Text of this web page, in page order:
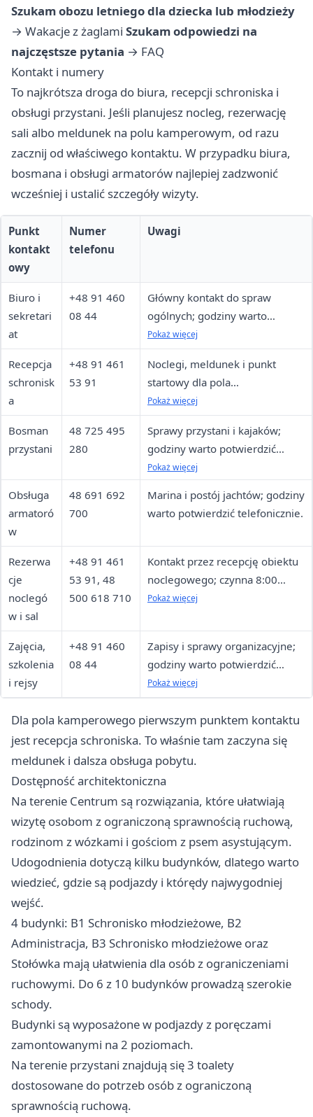
Szukam obozu letniego dla dziecka lub młodzieży
→ Wakacje z żaglami Szukam odpowiedzi na
najczęstsze pytania → FAQ
Kontakt i numery
To najkrótsza droga do biura, recepcji schroniska i
obsługi przystani. Jeśli planujesz nocleg, rezerwację
sali albo meldunek na polu kamperowym, od razu
zacznij od właściwego kontaktu. W przypadku biura,
bosmana i obsługi armatorów najlepiej zadzwonić
wcześniej i ustalić szczegóły wizyty.
Punkt
kontakt
owy
Numer
telefonu
Uwagi
Biuro i
sekretari
at
+48 91 460
08 44
Główny kontakt do spraw
ogólnych; godziny warto
potwierdzić telefonicznie.
Pokaż więcej
Recepcja
schronisk
a
+48 91 461
53 91
Noclegi, meldunek i punkt
startowy dla pola
kamperowego; czynna 8:00
20:00.
Pokaż więcej
Bosman
przystani
48 725 495
280
Sprawy przystani i kajaków;
godziny warto potwierdzić
telefonicznie.
Pokaż więcej
Obsługa
armatoró
w
48 691 692
700
Marina i postój jachtów; godziny
warto potwierdzić telefonicznie.
Rezerwa
cje
noclegó
w i sal
+48 91 461
53 91, 48
500 618 710
Kontakt przez recepcję obiektu
noclegowego; czynna 8:00
20:00.
Pokaż więcej
Zajęcia,
szkolenia
i rejsy
+48 91 460
08 44
Zapisy i sprawy organizacyjne;
godziny warto potwierdzić
telefonicznie.
Pokaż więcej
Dla pola kamperowego pierwszym punktem kontaktu
jest recepcja schroniska. To właśnie tam zaczyna się
meldunek i dalsza obsługa pobytu.
Dostępność architektoniczna
Na terenie Centrum są rozwiązania, które ułatwiają
wizytę osobom z ograniczoną sprawnością ruchową,
rodzinom z wózkami i gościom z psem asystującym.
Udogodnienia dotyczą kilku budynków, dlatego warto
wiedzieć, gdzie są podjazdy i którędy najwygodniej
wejść.
4 budynki: B1 Schronisko młodzieżowe, B2
Administracja, B3 Schronisko młodzieżowe oraz
Stołówka mają ułatwienia dla osób z ograniczeniami
ruchowymi. Do 6 z 10 budynków prowadzą szerokie
schody.
Budynki są wyposażone w podjazdy z poręczami
zamontowanymi na 2 poziomach.
Na terenie przystani znajdują się 3 toalety
dostosowane do potrzeb osób z ograniczoną
sprawnością ruchową.